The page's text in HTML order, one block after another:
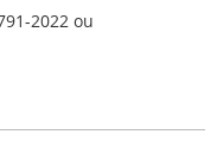
2022 ou